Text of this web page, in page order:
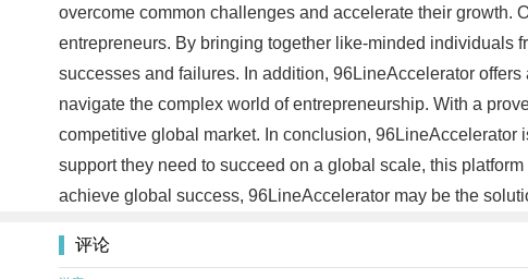
overcome common challenges and accelerate their growth.
entrepreneurs. By bringing together like-minded individuals
successes and failures. In addition, 96LineAccelerator
navigate the complex world of entrepreneurship. With a
competitive global market. In conclusion,
support they need to succeed on a global scale, this
achieve global success, 96LineAccelerator may be the
评论